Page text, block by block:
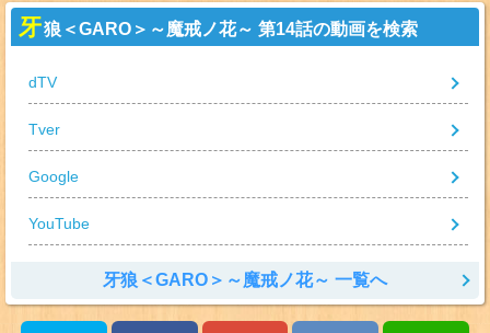
牙狼＜GARO＞～魔戒ノ花～ 第14話の動画を検索
dTV
Tver
Google
YouTube
牙狼＜GARO＞～魔戒ノ花～ 一覧へ